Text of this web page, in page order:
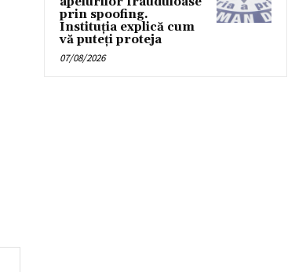
prin spoofing.
Instituția explică cum
vă puteți proteja
07/08/2026